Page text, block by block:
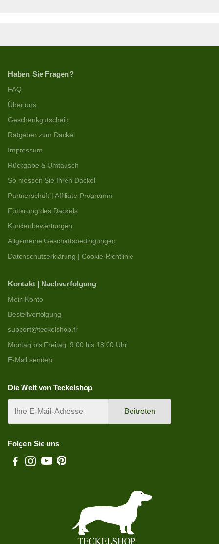
Haben Sie Fragen?
FAQ
Über uns
Geschenkgutschein
Ratgeber zum Dackel
Impressum
Rückgabe & Umtausch
So messen Sie Ihren Dackel
Partnerschaft | Affiliate-Programm
Fütterung des Dackels
Kundenbewertungen
Allgemeine Geschäftsbedingungen
Datenschutzerklärung | Cookie-Richtlinie
Kontakt | Nachverfolgung
Mein Konto
Bestellverfolgung
support@teckelshop.fr
Montag bis Freitag: 9:00 bis 18:00 Uhr
E-Mail senden
Die Welt von Teckelshop
Beitreten
Folgen Sie uns